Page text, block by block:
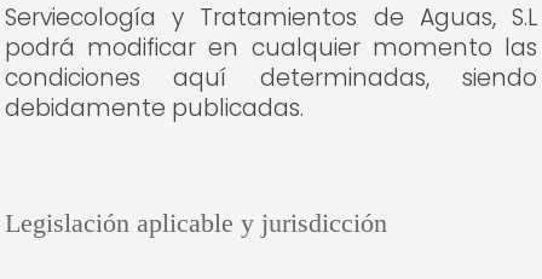
Serviecología y Tratamientos de Aguas, S.L
podrá modificar en cualquier momento las
condiciones aquí determinadas, siendo
debidamente publicadas.
Legislación aplicable y jurisdicción